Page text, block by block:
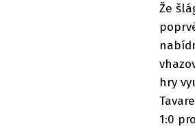
Že
hry
1:0